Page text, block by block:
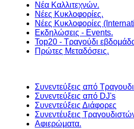
Νέα Καλλιτεχνών.
Νέες Κυκλοφορίες.
Νέες Κυκλοφορίες
Εκδηλώσεις - Events.
Top20 - Τραγούδι
Πρώτες Μεταδόσεις.
Συνεντεύξεις από
Συνεντεύξεις από DJ's
Συνεντεύξεις Διάφορες
Συνεντέυξεις
Αφιερώματα.